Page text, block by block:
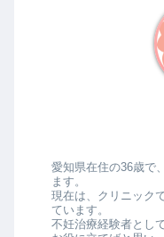
愛知県在住の36歳で
ます。
現在は、クリニック
ています。
不妊治療経験者とし